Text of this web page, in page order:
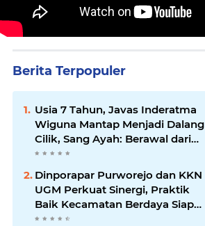
Berita Terpopuler
Usia 7 Tahun, Javas Inderatma
Wiguna Mantap Menjadi Dalang
Cilik, Sang Ayah: Berawal dari
Menonton Wayang di YouTube
Dinporapar Purworejo dan KKN
UGM Perkuat Sinergi, Praktik
Baik Kecamatan Berdaya Siap
Direplikasi